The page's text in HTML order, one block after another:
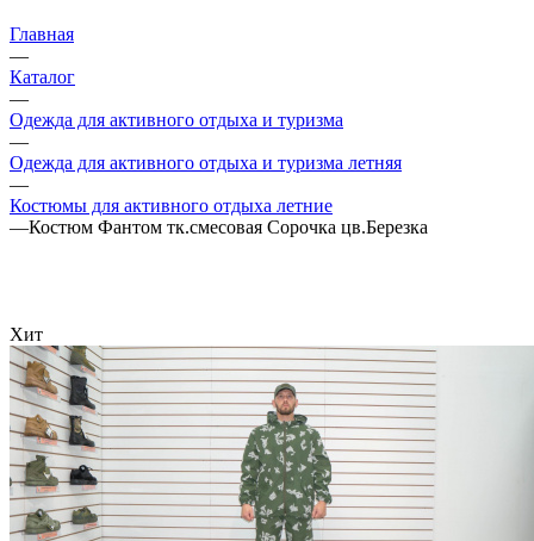
Главная
—
Каталог
—
Одежда для активного отдыха и туризма
—
Одежда для активного отдыха и туризма летняя
—
Костюмы для активного отдыха летние
—Костюм Фантом тк.смесовая Сорочка цв.Березка
Хит